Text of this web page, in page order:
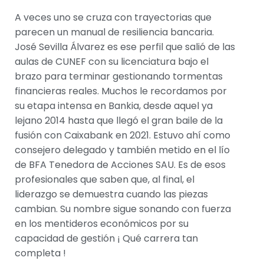
A veces uno se cruza con trayectorias que
parecen un manual de resiliencia bancaria.
José Sevilla Álvarez es ese perfil que salió de las
aulas de CUNEF con su licenciatura bajo el
brazo para terminar gestionando tormentas
financieras reales. Muchos le recordamos por
su etapa intensa en Bankia, desde aquel ya
lejano 2014 hasta que llegó el gran baile de la
fusión con Caixabank en 2021. Estuvo ahí como
consejero delegado y también metido en el lío
de BFA Tenedora de Acciones SAU. Es de esos
profesionales que saben que, al final, el
liderazgo se demuestra cuando las piezas
cambian. Su nombre sigue sonando con fuerza
en los mentideros económicos por su
capacidad de gestión ¡ Qué carrera tan
completa !